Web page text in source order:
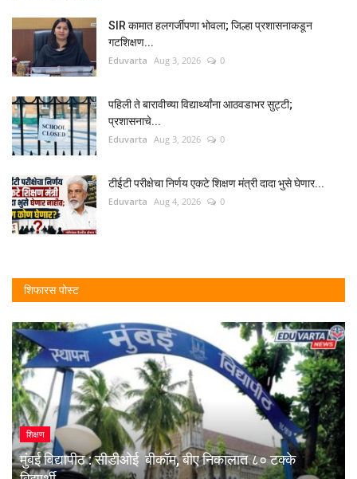
SIR कामात हलगर्जीपणा भोवला; जिल्हा प्रशासनाकडून
गटशिक्षण...
Eduvarta Aug 3, 2026 0
पहिली ते बारावीच्या विद्यार्थ्यांना आठवडाभर सुट्टी;
प्रशासनाचे...
Eduvarta Aug 3, 2026 0
टीईटी परीक्षेचा निर्णय एकटे शिक्षण मंत्री दादा भुसे घेणार...
Eduvarta Aug 4, 2026 0
शिफारस पोस्ट
शिक्षण
मुंबई विद्यापीठ : सीडीओई बीकॉम, बीए निकालात ८० टक्के